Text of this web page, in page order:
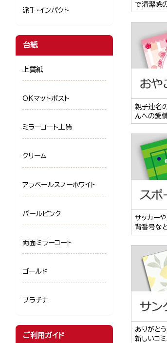
で清潔感
親子連名
んへの愛
サッカー
背番号な
ありがと
新しいコ
派手・インパクト
台紙
上質紙
OKマットポスト
ミラーコート上質
クリーム
アラベールスノーホワイト
パールピンク
両面ミラーコート
ゴールド
プラチナ
ご利用ガイド